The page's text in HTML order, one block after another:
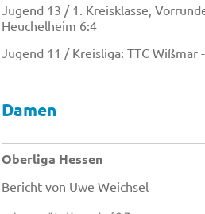
Jugend 13 / 1. Kreisklasse,
Heuchelheim 6:4
Jugend 11 / Kreisliga: TTC Wißmar
Damen
Oberliga Hessen
Bericht von Uwe Weichsel